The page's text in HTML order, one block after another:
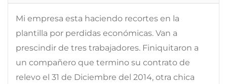
Mi empresa esta haciendo recortes en la
plantilla por perdidas económicas. Van a
prescindir de tres trabajadores. Finiquitaron a
un compañero que termino su contrato de
relevo el 31 de Diciembre del 2014, otra chica